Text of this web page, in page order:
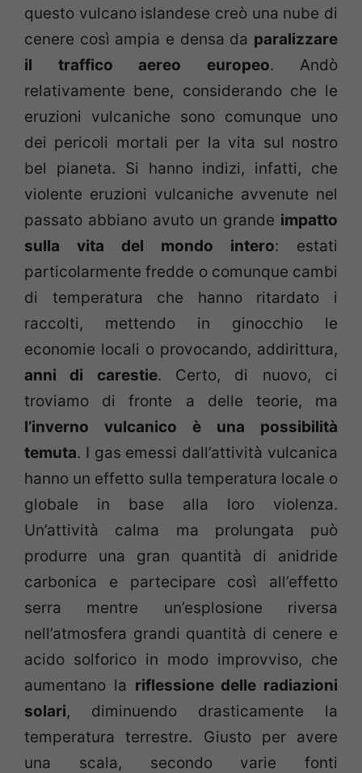
questo vulcano islandese creò una nube di
cenere così ampia e densa da paralizzare
il traffico aereo europeo. Andò
relativamente bene, considerando che le
eruzioni vulcaniche sono comunque uno
dei pericoli mortali per la vita sul nostro
bel pianeta. Si hanno indizi, infatti, che
violente eruzioni vulcaniche avvenute nel
passato abbiano avuto un grande impatto
sulla vita del mondo intero: estati
particolarmente fredde o comunque cambi
di temperatura che hanno ritardato i
raccolti, mettendo in ginocchio le
economie locali o provocando, addirittura,
anni di carestie. Certo, di nuovo, ci
troviamo di fronte a delle teorie, ma
l’inverno vulcanico è una possibilità
temuta. I gas emessi dall’attività vulcanica
hanno un effetto sulla temperatura locale o
globale in base alla loro violenza.
Un’attività calma ma prolungata può
produrre una gran quantità di anidride
carbonica e partecipare così all’effetto
serra mentre un’esplosione riversa
nell’atmosfera grandi quantità di cenere e
acido solforico in modo improvviso, che
aumentano la riflessione delle radiazioni
solari, diminuendo drasticamente la
temperatura terrestre. Giusto per avere
una scala, secondo varie fonti